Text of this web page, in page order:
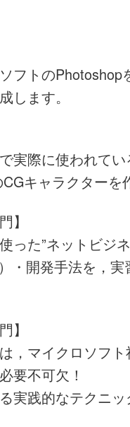
トのPhotoshop
します。
際に使われて
キャラクターを
】
”ネットビジネ
・開発手法を，
】
マイクロソフト
要不可欠！
践的なテクニッ